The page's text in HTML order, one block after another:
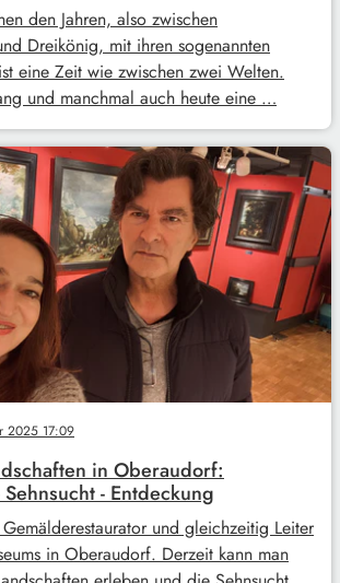
den Jahren, also zwischen
Dreikönig, mit ihren sogenannten
eine Zeit wie zwischen zwei Welten.
und manchmal auch heute eine …
2025 17:09
in Oberaudorf:
Sehnsucht - Entdeckung
Gemälderestaurator und gleichzeitig Leiter
in Oberaudorf. Derzeit kann man